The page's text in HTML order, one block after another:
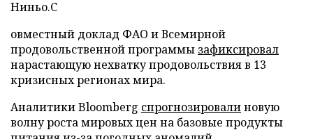
Ниньо.С
овместный доклад ФАО и Всемирной
продовольственной программы зафиксировал
нарастающую нехватку продовольствия в 13
кризисных регионах мира.
Аналитики Bloomberg спрогнозировалиновую
волну роста мировых цен на базовые продукты